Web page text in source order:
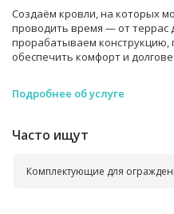
Создаём кровли, на которых
проводить время — от террас
прорабатываем конструкцию,
обеспечить комфорт и
Подробнее об услуге
Часто ищут
Комплектующие для